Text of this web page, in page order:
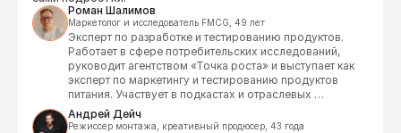
Роман Шалимов
Маркетолог и исследователь FMCG, 49 лет
Эксперт по разработке и тестированию продуктов.
Работает в сфере потребительских исследований,
руководит агентством «Точка роста» и выступает как
эксперт по маркетингу и тестированию продуктов
питания. Участвует в подкастах и отраслевых
конференциях, рассказывая о маркетинге в рознице и
потребительском поведении. Отец 2-х детей.
Андрей Дейч
Режиссер монтажа, креативный продюсер, 43 года